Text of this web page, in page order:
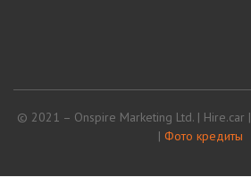
© 2021 – Onspire Marketing Ltd. | Hire.car |
| Фото кредиты